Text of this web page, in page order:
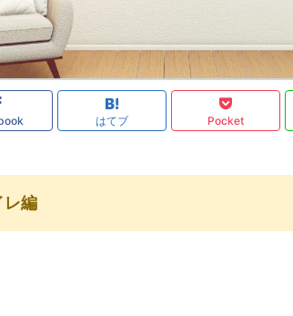
はてブ Pocket
レ編